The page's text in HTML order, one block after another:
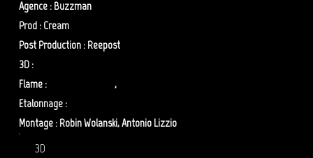
Agence : Buzzman
Prod : Cream
Post Production : Reepost
3D :
Flame :
,
Etalonnage :
Montage : Robin Wolanski, Antonio Lizzio
3D